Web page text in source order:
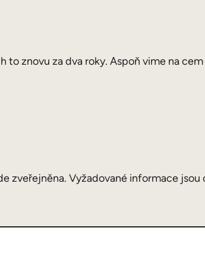
to znovu za dva roky. Aspoň vime na
zveřejněna. Vyžadované informace jsou